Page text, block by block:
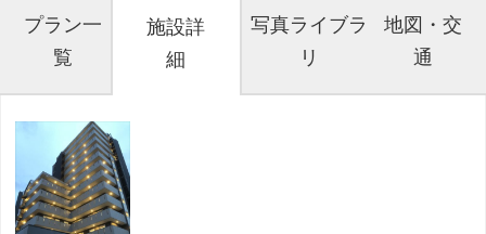
プラン一
覧
施設詳
細
写真ライブラ
リ
地図・交
通